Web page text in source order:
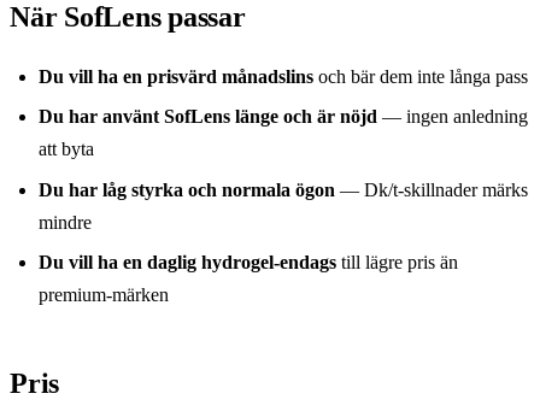
När SofLens passar
Du vill ha en prisvärd månadslins och bär dem inte långa pass
Du har använt SofLens länge och är nöjd — ingen anledning
att byta
Du har låg styrka och normala ögon — Dk/t-skillnader märks
mindre
Du vill ha en daglig hydrogel-endags till lägre pris än
premium-märken
Pris